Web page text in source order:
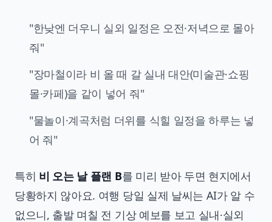
"한낮엔 더우니 실외 일정은 오전·저녁으로 몰아
줘"
"장마철이라 비 올 때 갈 실내 대안(미술관·쇼핑
몰·카페)을 같이 넣어 줘"
"물놀이·계곡처럼 더위를 식힐 일정을 하루는 넣
어 줘"
특히 비 오는 날 플랜 B를 미리 받아 두면 현지에서
당황하지 않아요. 여행 당일 실제 날씨는 AI가 알 수
없으니, 출발 며칠 전 기상 예보를 보고 실내·실외